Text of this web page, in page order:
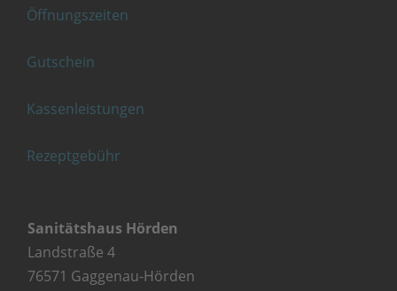
Öffnungszeiten
Gutschein
Kassenleistungen
Rezeptgebühr
Sanitätshaus Hörden
Landstraße 4
76571 Gaggenau-Hörden